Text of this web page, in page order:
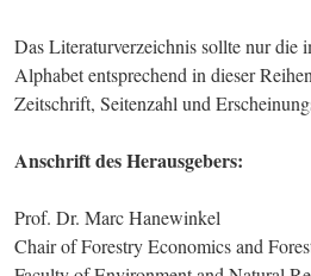
Das Literaturverzeichnis sollte nur die
Alphabet entsprechend in dieser
Zeitschrift, Seitenzahl und
Anschrift des Herausgebers:
Prof. Dr. Marc Hanewinkel
Chair of Forestry Economics and